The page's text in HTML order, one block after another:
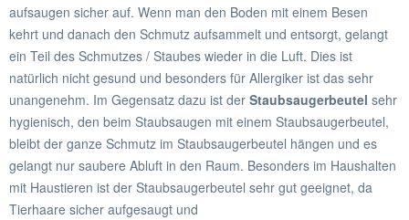
aufsaugen sicher auf. Wenn man den Boden mit einem Besen
kehrt und danach den Schmutz aufsammelt und entsorgt, gelangt
ein Teil des Schmutzes / Staubes wieder in die Luft. Dies ist
natürlich nicht gesund und besonders für Allergiker ist das sehr
unangenehm. Im Gegensatz dazu ist der Staubsaugerbeutel sehr
hygienisch, den beim Staubsaugen mit einem Staubsaugerbeutel,
bleibt der ganze Schmutz im Staubsaugerbeutel hängen und es
gelangt nur saubere Abluft in den Raum. Besonders im Haushalten
mit Haustieren ist der Staubsaugerbeutel sehr gut geeignet, da
Tierhaare sicher aufgesaugt und